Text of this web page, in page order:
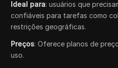
Ideal para: usuários que
confiáveis para tarefas como
restrições geográficas.
Preços: Oferece planos de
uso.